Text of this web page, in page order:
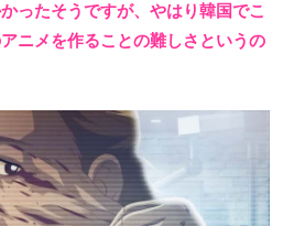
ったそうですが、やはり韓国でこ
ニメを作ることの難しさというの